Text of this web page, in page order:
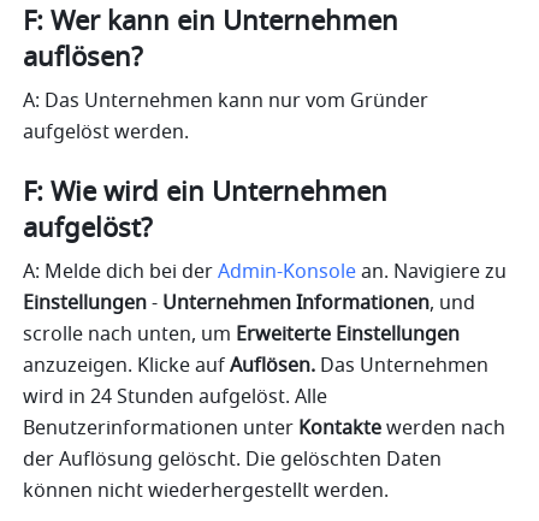
F: Wer kann ein Unternehmen
auflösen?
A: Das Unternehmen kann nur vom Gründer
aufgelöst werden.
F: Wie wird ein Unternehmen
aufgelöst?
A: Melde dich bei der Admin-Konsole
Einstellungen - UnternehmenInformationen, und
scrolle nach unten, um Erweiterte Einstellungen
anzuzeigen. Klicke auf Auflösen. Das Unternehmen
wird in 24 Stunden aufgelöst. Alle
Benutzerinformationen unter Kontakte werden nach
der Auflösung gelöscht. Die gelöschten Daten
können nicht wiederhergestellt werden.